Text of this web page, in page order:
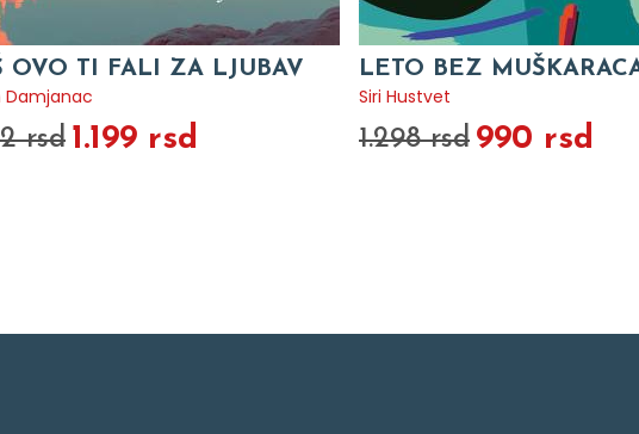
OVO TI FALI ZA LJUBAV
Damjanac
rsd 1.199 rsd
LETO BEZ
Siri Hustvet
1.298 rsd 990 rsd